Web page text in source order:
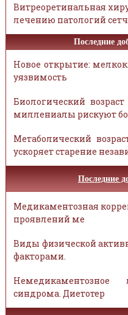
Витреоретинальная
лечению патологий
Последние
Новое открытие:
уязвимость
Биологический
миллениалы рискуют
Метаболический
ускоряет старение
Последние
Медикаментозная
проявлений ме
Виды физической
факторами.
Немедикаментозное
синдрома. Диетотер